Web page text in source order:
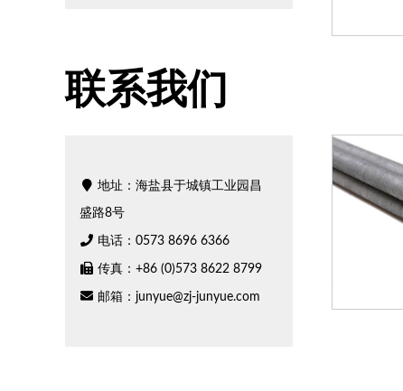
联系我们
地址：海盐县于城镇工业园昌
盛路8号
电话：0573 8696 6366
传真：+86 (0)573 8622 8799
邮箱： junyue@zj-junyue.com